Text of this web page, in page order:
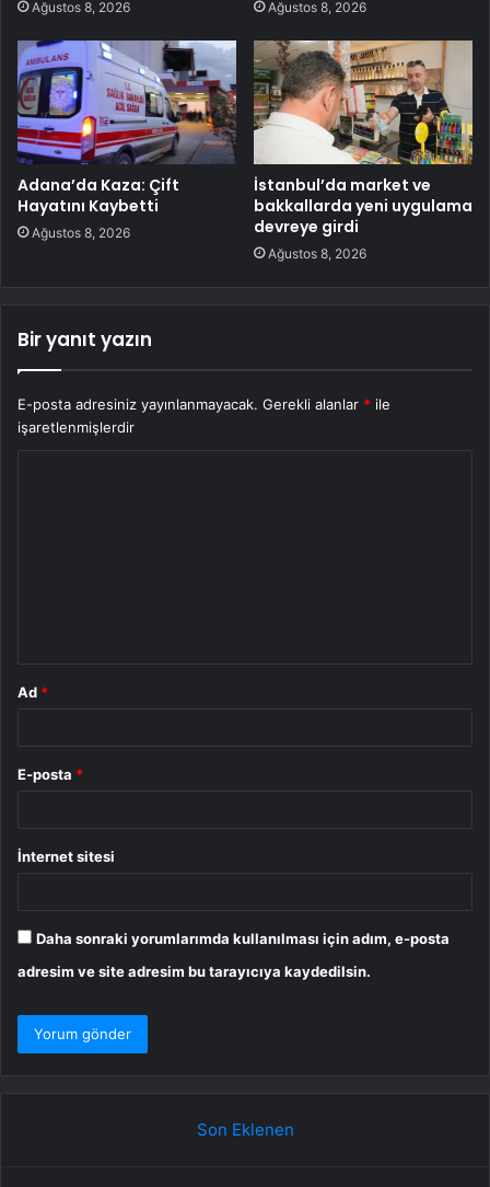
Ağustos 8, 2026 Ağustos 8, 2026
Adana’da Kaza: Çift
Hayatını Kaybetti
Ağustos 8, 2026
İstanbul’da market ve
bakkallarda yeni uygulama
devreye girdi
Ağustos 8, 2026
Bir yanıt yazın
E-posta adresiniz yayınlanmayacak. Gerekli alanlar * ile
işaretlenmişlerdir
Ad *
E-posta *
İnternet sitesi
Daha sonraki yorumlarımda kullanılması için adım, e-posta
adresim ve site adresim bu tarayıcıya kaydedilsin.
Son Eklenen